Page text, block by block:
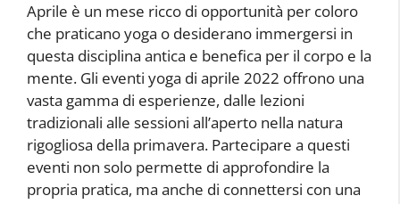
Aprile è un mese ricco di opportunità per coloro
che praticano yoga o desiderano immergersi in
questa disciplina antica e benefica per il corpo e la
mente. Gli eventi yoga di aprile 2022 offrono una
vasta gamma di esperienze, dalle lezioni
tradizionali alle sessioni all’aperto nella natura
rigogliosa della primavera. Partecipare a questi
eventi non solo permette di approfondire la
propria pratica, ma anche di connettersi con una